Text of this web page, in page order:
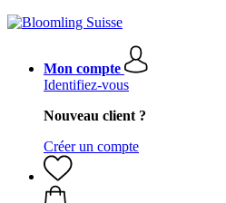
Mon compte
Identifiez-vous
Nouveau client ?
Créer un compte